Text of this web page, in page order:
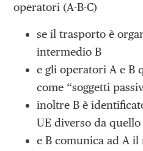
operatori (A-B-C)
se il trasporto è
intermedio B
e gli operatori A e B
come “soggetti
inoltre B è
UE diverso da
e B comunica ad A il